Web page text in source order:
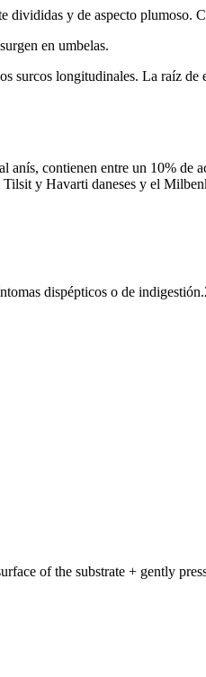
y de aspecto plumoso.
en umbelas.
longitudinales. La raíz
contienen entre un 10%
y Havarti daneses y el
dispépticos o de
of the substrate + gently